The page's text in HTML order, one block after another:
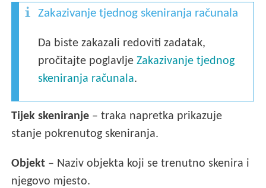
Zakazivanje tjednog skeniranja računala
Da biste zakazali redoviti zadatak,
pročitajte poglavljeZakazivanje tjednog
skeniranja računala.
Tijek skeniranje – traka napretka prikazuje
stanje pokrenutog skeniranja.
Objekt – Naziv objekta koji se trenutno skenira i
njegovo mjesto.